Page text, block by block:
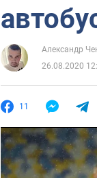
Александр
26.08.2020
11